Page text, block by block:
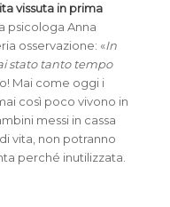
vissuta in prima
psicologa Anna
osservazione: «In
stato tanto tempo
Mai come oggi i
così poco vivono in
messi in cassa
vita, non potranno
perché inutilizzata.